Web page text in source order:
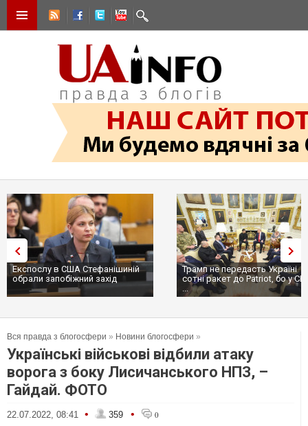
Трамп не передасть Україні
сотні ракет до Patriot, бо у США
Вибух у ресторані в Москві:
ціллю був головком ВКС
пр...
Вся правда з блогосфери » Новини блогосфери »
Українські військові відбили атаку
ворога з боку Лисичанського НПЗ, –
Гайдай. ФОТО
22.07.2022, 08:41 • 359 • 0